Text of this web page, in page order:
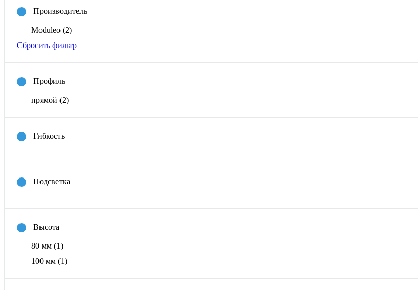
Производитель
Moduleo (2)
Сбросить фильтр
Профиль
прямой (2)
Гибкость
Подсветка
Высота
80 мм (1)
100 мм (1)